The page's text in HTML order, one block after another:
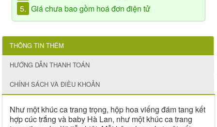
5. Giá chưa bao gồm hoá đơn điện tử
THÔNG TIN THÊM
HƯỚNG DẪN THANH TOÁN
CHÍNH SÁCH VÀ ĐIỀU KHOẢN
Như một khúc ca trang trọng, hộp hoa viếng đám tang kết
hợp cúc trắng và baby Hà Lan, như một khúc ca trang